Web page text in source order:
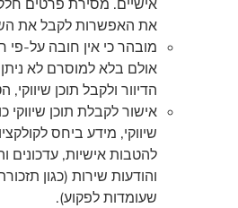
אישיים. מסירת פרטים
את האפשרות לקבל את
מובהר כי אין חובה על-פי
אולם בלא למוסרם לא
הדיוור ולקבל תוכן
אישור לקבלת תוכן שיווקי
שיווקי, מידע ביחס
להטבות אישיות, עדכונים
והודעות שירות (כגון
שעומדות לפקוע).